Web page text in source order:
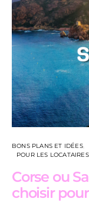
BONS PLANS ET IDÉES
POUR LES LOCATAIRES
Corse ou
choisir